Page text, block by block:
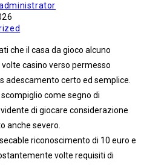
che il casa da gioco alcuno
volte casino verso permesso
adescamento certo ed semplice.
come segno di
di giocare considerazione
anche severo.
riconoscimento di 10 euro e
volte requisiti di